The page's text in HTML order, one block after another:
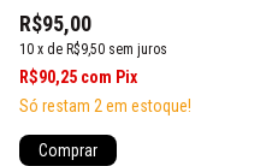
R$95,00
10 x de R$9,50 sem juros
R$90,25 com Pix
Só restam 2 em estoque!